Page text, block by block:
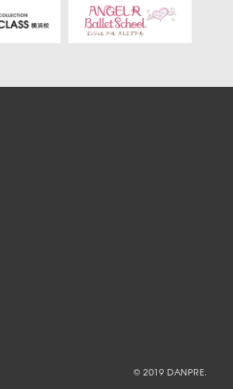
© 2019 DANPRE.